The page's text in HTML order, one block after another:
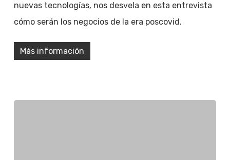
nuevas tecnologías, nos desvela en esta entrevista
cómo serán los negocios de la era poscovid.
Más información